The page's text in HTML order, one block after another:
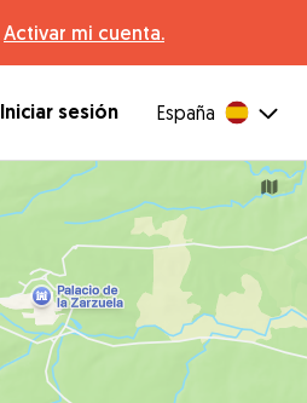
Activar mi cuenta.
Iniciar sesión España